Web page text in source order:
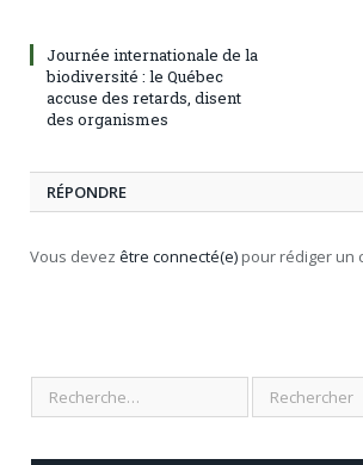
Journée internationale de la
biodiversité : le Québec
accuse des retards, disent
des organismes
RÉPONDRE
Vous devez être connecté(e) pour rédiger un